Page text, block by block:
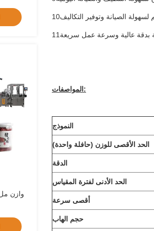
المواصفات:
النموذج
الحد الأقصى للوزن (حافلة واحدة)
الدقة
الحد الأدنى لفترة المقياس
أقصى سرعة
حجم الهاب